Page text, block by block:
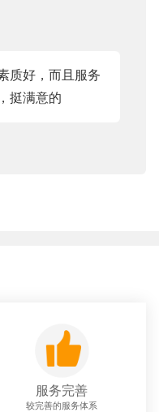
质好，而且服务
挺满意的
服务完善
较完善的服务体系